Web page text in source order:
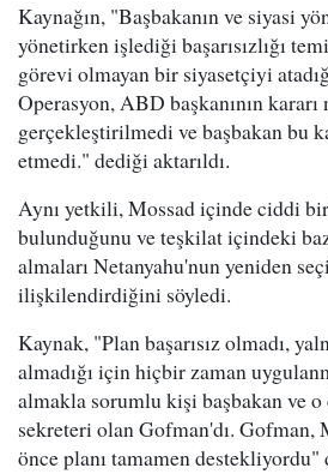
Kaynağın, "Başbakanın ve siyasi
yönetirken işlediği başarısızlığı
görevi olmayan bir siyasetçiyi
Operasyon, ABD başkanının kararı
gerçekleştirilmedi ve başbakan bu
etmedi." dediği aktarıldı.
Aynı yetkili, Mossad içinde ciddi
bulunduğunu ve teşkilat içindeki
almaları Netanyahu'nun yeniden
ilişkilendirdiğini söyledi.
Kaynak, "Plan başarısız olmadı,
almadığı için hiçbir zaman
almakla sorumlu kişi başbakan ve
sekreteri olan Gofman'dı. Gofman,
önce planı tamamen destekliyordu"